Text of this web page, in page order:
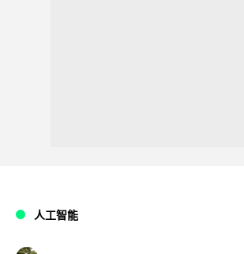
人工智能